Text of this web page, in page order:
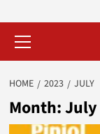
Menu
HOME 2023 JULY
Month:July